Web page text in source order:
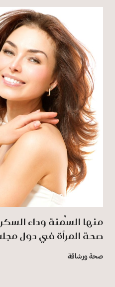
صحة المرأة في دول مجلس
صحة ورشاقة